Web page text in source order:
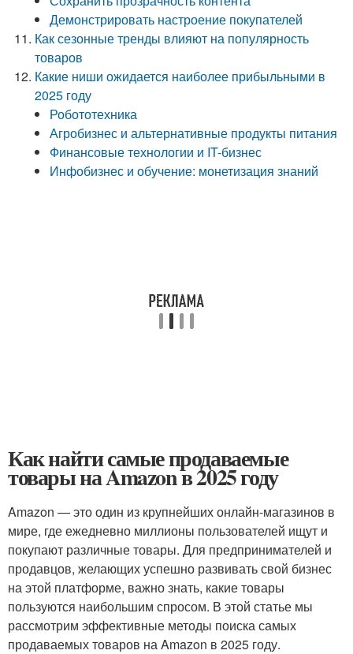
Демонстрировать настроение покупателей
Как сезонные тренды влияют на популярность
товаров
Какие ниши ожидается наиболее прибыльными в
2025 году
Робототехника
Агробизнес и альтернативные продукты питания
Финансовые технологии и IT-бизнес
Инфобизнес и обучение: монетизация знаний
Как найти самые продаваемые
товары на Amazon в 2025 году
Amazon — это один из крупнейших онлайн-магазинов в
мире, где ежедневно миллионы пользователей ищут и
покупают различные товары. Для предпринимателей и
продавцов, желающих успешно развивать свой бизнес
на этой платформе, важно знать, какие товары
пользуются наибольшим спросом. В этой статье мы
рассмотрим эффективные методы поиска самых
продаваемых товаров на Amazon в 2025 году.